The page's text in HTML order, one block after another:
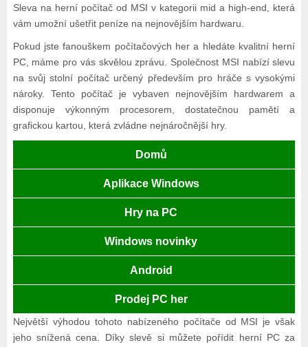
Sleva na herní počítač od MSI v kategorii mid a high-end, která
vám umožní ušetřit peníze na nejnovějším hardwaru.
Pokud jste fanouškem počítačových her a hledáte kvalitní herní
PC, máme pro vás skvělou zprávu. Společnost MSI nabízí slevu
na svůj stolní počítač určený především pro hráče s vysokými
nároky. Tento počítač je vybaven nejnovějším hardwarem a
disponuje výkonným procesorem, dostatečnou pamětí a
grafickou kartou, která zvládne nejnáročnější hry.
Domů
Aplikace Windows
Hry na PC
Windows novinky
Android
Prodej PC her
Největší výhodou tohoto nabízeného počítače od MSI je však
jeho snížená cena. Díky slevě si můžete pořídit herní PC za